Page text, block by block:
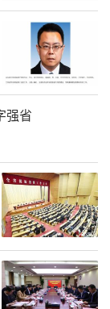
地山东之前
强省